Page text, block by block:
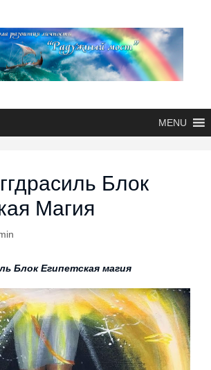
MENU
Блок
Магия
Блок Египетская магия